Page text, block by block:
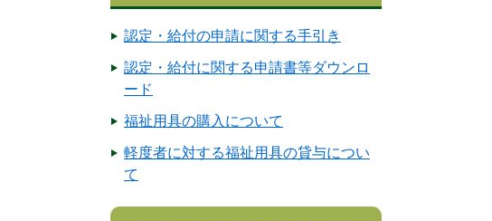
認定・給付の申請に関する手引き
認定・給付に関する申請書等ダウンロ
ード
福祉用具の購入について
軽度者に対する福祉用具の貸与につい
て